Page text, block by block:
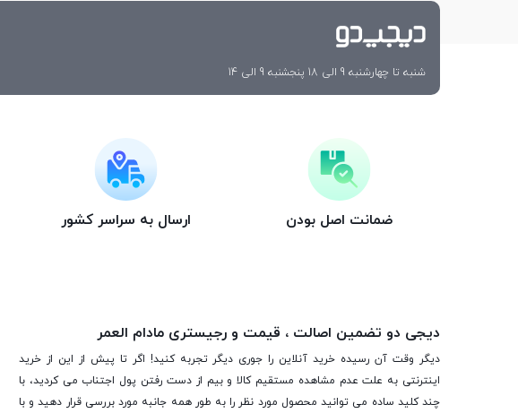
شنبه تا چهارشنبه 9 الی 18 پنجشنبه 9 الی 14
ضمانت اصل بودن ارسال به سراسر کشور
دیجی دو تضمین اصالت ، قیمت و رجیستری مادام العمر
دیگر وقت آن رسیده خرید آنلاین را جوری دیگر تجربه کنید! اگر تا پیش از این از خرید
اینترنتی به علت عدم مشاهده مستقیم کالا و بیم از دست رفتن پول اجتناب می کردید، با
چند کلید ساده می توانید محصول مورد نظر را به طور همه جانبه مورد بررسی قرار دهید و با